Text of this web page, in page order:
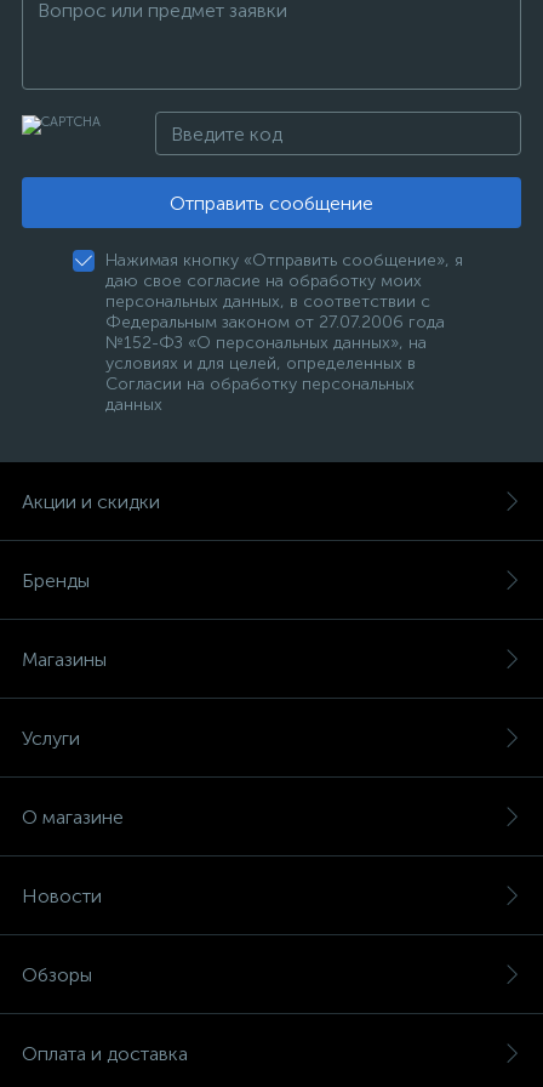
Отправить сообщение
Нажимая кнопку «Отправить сообщение», я
даю свое согласие на обработку моих
персональных данных, в соответствии с
Федеральным законом от 27.07.2006 года
№152-ФЗ «О персональных данных», на
условиях и для целей, определенных в
Согласии на обработку персональных
данных
Акции и скидки
Бренды
Магазины
Услуги
О магазине
Новости
Обзоры
Оплата и доставка